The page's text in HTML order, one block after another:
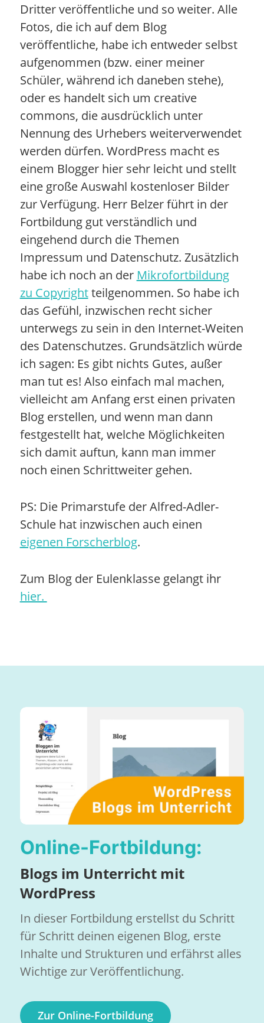
Dritter veröffentliche und so weiter. Alle
Fotos, die ich auf dem Blog
veröffentliche, habe ich entweder selbst
aufgenommen (bzw. einer meiner
Schüler, während ich daneben stehe),
oder es handelt sich um creative
commons, die ausdrücklich unter
Nennung des Urhebers weiterverwendet
werden dürfen. WordPress macht es
einem Blogger hier sehr leicht und stellt
eine große Auswahl kostenloser Bilder
zur Verfügung. Herr Belzer führt in der
Fortbildung gut verständlich und
eingehend durch die Themen
Impressum und Datenschutz. Zusätzlich
habe ich noch an der Mikrofortbildung
zu Copyrightteilgenommen. So habe ich
das Gefühl, inzwischen recht sicher
unterwegs zu sein in den Internet-Weiten
des Datenschutzes. Grundsätzlich würde
ich sagen: Es gibt nichts Gutes, außer
man tut es! Also einfach mal machen,
vielleicht am Anfang erst einen privaten
Blog erstellen, und wenn man dann
festgestellt hat, welche Möglichkeiten
sich damit auftun, kann man immer
noch einen Schrittweiter gehen.
PS: Die Primarstufe der Alfred-Adler-
Schule hat inzwischen auch einen
eigenen Forscherblog.
Zum Blog der Eulenklasse gelangt ihr
hier.
Online-Fortbildung:
Blogs im Unterricht mit
WordPress
In dieser Fortbildung erstellst du Schritt
für Schritt deinen eigenen Blog, erste
Inhalte und Strukturen und erfährst alles
Wichtige zur Veröffentlichung.
Zur Online-Fortbildung